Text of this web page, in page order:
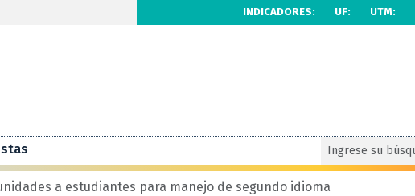
INDICADORES: UF: UTM:
a estudiantes para manejo de segundo idioma